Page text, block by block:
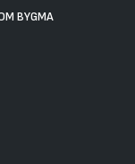
BYGMA